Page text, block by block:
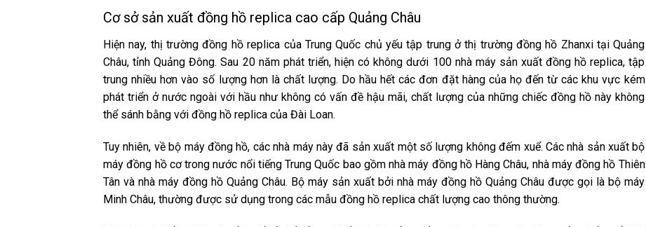
Cơ sở sản xuất đồng hồ replica cao cấp Quảng Châu
Hiện nay, thị trường đồng hồ replica của Trung Quốc chủ yếu tập trung ở thị trường đồng hồ Zhanxi tại Quảng
Châu, tỉnh Quảng Đông. Sau 20 năm phát triển, hiện có không dưới 100 nhà máy sản xuất đồng hồ replica, tập
trung nhiều hơn vào số lượng hơn là chất lượng. Do hầu hết các đơn đặt hàng của họ đến từ các khu vực kém
phát triển ở nước ngoài với hầu như không có vấn đề hậu mãi, chất lượng của những chiếc đồng hồ này không
thể sánh bằng với đồng hồ replica của Đài Loan.
Tuy nhiên, về bộ máy đồng hồ, các nhà máy này đã sản xuất một số lượng không đếm xuể. Các nhà sản xuất bộ
máy đồng hồ cơ trong nước nổi tiếng Trung Quốc bao gồm nhà máy đồng hồ Hàng Châu, nhà máy đồng hồ Thiên
Tân và nhà máy đồng hồ Quảng Châu. Bộ máy sản xuất bởi nhà máy đồng hồ Quảng Châu được gọi là bộ máy
Minh Châu, thường được sử dụng trong các mẫu đồng hồ replica chất lượng cao thông thường.